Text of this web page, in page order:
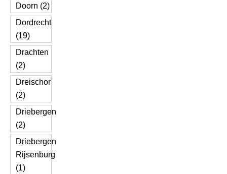
Doorn (2)
Dordrecht
(19)
Drachten
(2)
Dreischor
(2)
Driebergen
(2)
Driebergen
Rijsenburg
(1)